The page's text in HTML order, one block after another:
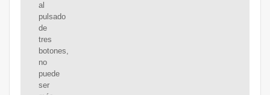
al
pulsado
de
tres
botones,
no
puede
ser